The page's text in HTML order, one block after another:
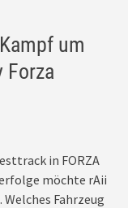
um
Forza
in FORZA
möchte rAii
Fahrzeug